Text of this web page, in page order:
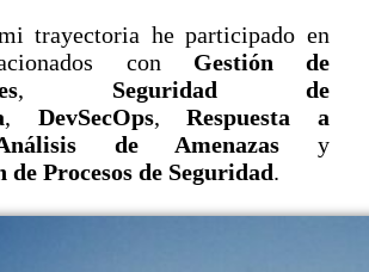
trayectoria he participado en
con Gestión de
, Seguridad de
, DevSecOps,Respuesta a
de Amenazas y
Procesos de Seguridad.